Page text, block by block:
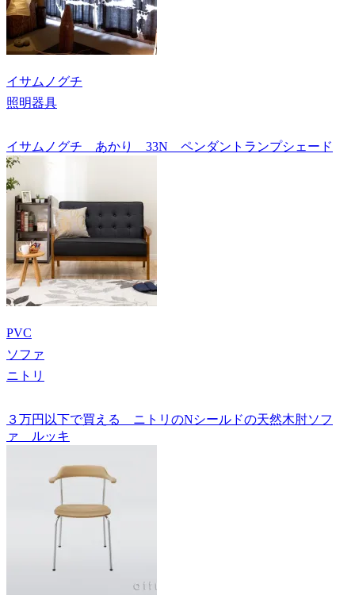
イサムノグチ
照明器具
イサムノグチ あかり 33N ペンダントランプシェード
PVC
ソファ
ニトリ
３万円以下で買える ニトリのNシールドの天然木肘ソフ
ァ ルッキ